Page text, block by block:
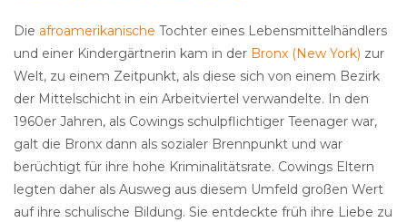
Die afroamerikanische Tochter eines Lebensmittelhändlers
und einer Kindergärtnerin kam in der Bronx (New York) zur
Welt, zu einem Zeitpunkt, als diese sich von einem Bezirk
der Mittelschicht in ein Arbeitviertel verwandelte. In den
1960er Jahren, als Cowings schulpflichtiger Teenager war,
galt die Bronx dann als sozialer Brennpunkt und war
berüchtigt für ihre hohe Kriminalitätsrate. Cowings Eltern
legten daher als Ausweg aus diesem Umfeld großen Wert
auf ihre schulische Bildung. Sie entdeckte früh ihre Liebe zu